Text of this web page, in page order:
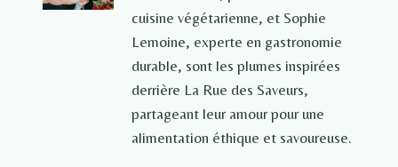
cuisine végétarienne, et Sophie
Lemoine, experte en gastronomie
durable, sont les plumes inspirées
derrière La Rue des Saveurs,
partageant leur amour pour une
alimentation éthique et savoureuse.